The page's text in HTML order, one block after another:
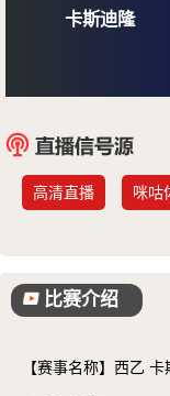
卡斯迪隆
高清直播 咪咕
比赛介绍
【赛事名称】 西乙 卡